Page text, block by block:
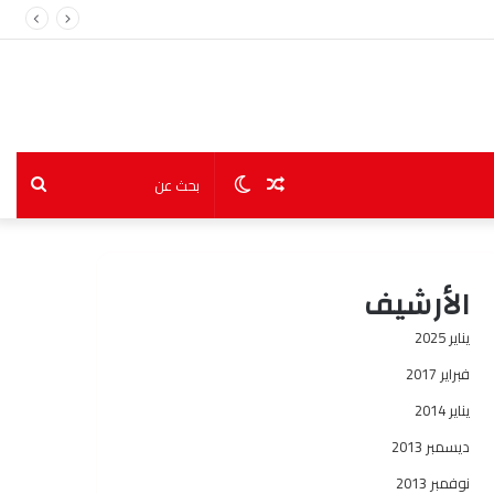
بحث
الوضعمقال
الأرشيف
يناير 2025
فبراير 2017
يناير 2014
ديسمبر 2013
نوفمبر 2013